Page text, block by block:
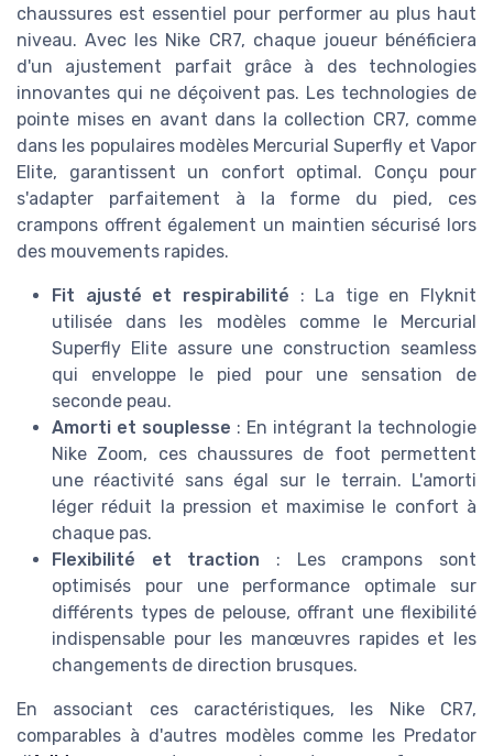
chaussures est essentiel pour performer au plus haut
niveau. Avec les Nike CR7, chaque joueur bénéficiera
d'un ajustement parfait grâce à des technologies
innovantes qui ne déçoivent pas. Les technologies de
pointe mises en avant dans la collection CR7, comme
dans les populaires modèles Mercurial Superfly et Vapor
Elite, garantissent un confort optimal. Conçu pour
s'adapter parfaitement à la forme du pied, ces
crampons offrent également un maintien sécurisé lors
des mouvements rapides.
Fit ajusté et respirabilité : La tige en Flyknit
utilisée dans les modèles comme le Mercurial
Superfly Elite assure une construction seamless
qui enveloppe le pied pour une sensation de
seconde peau.
Amorti et souplesse : En intégrant la technologie
Nike Zoom, ces chaussures de foot permettent
une réactivité sans égal sur le terrain. L'amorti
léger réduit la pression et maximise le confort à
chaque pas.
Flexibilité et traction : Les crampons sont
optimisés pour une performance optimale sur
différents types de pelouse, offrant une flexibilité
indispensable pour les manœuvres rapides et les
changements de direction brusques.
En associant ces caractéristiques, les Nike CR7,
comparables à d'autres modèles comme les Predator